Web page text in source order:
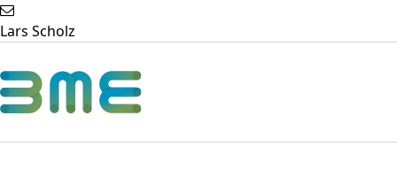
Lars Scholz